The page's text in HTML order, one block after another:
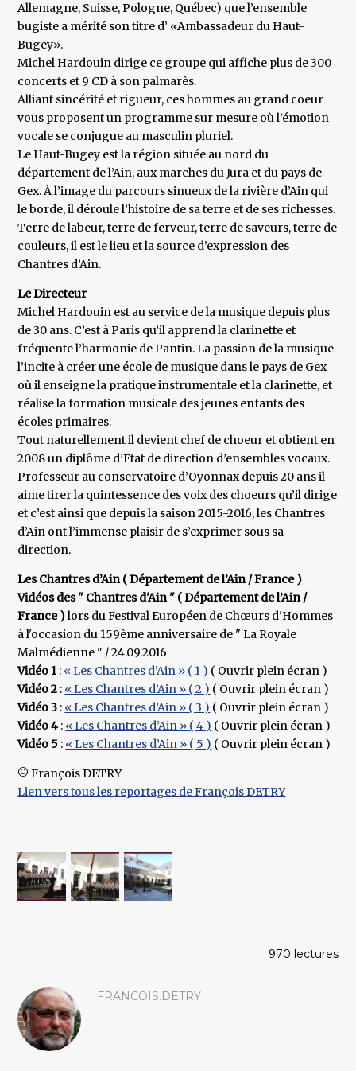
Allemagne, Suisse, Pologne, Québec) que l’ensemble
bugiste a mérité son titre d’ «Ambassadeur du Haut-
Bugey».
Michel Hardouin dirige ce groupe qui affiche plus de 300
concerts et 9 CD à son palmarès.
Alliant sincérité et rigueur, ces hommes au grand coeur
vous proposent un programme sur mesure où l’émotion
vocale se conjugue au masculin pluriel.
Le Haut-Bugey est la région située au nord du
département de l’Ain, aux marches du Jura et du pays de
Gex. À l’image du parcours sinueux de la rivière d’Ain qui
le borde, il déroule l’histoire de sa terre et de ses richesses.
Terre de labeur, terre de ferveur, terre de saveurs, terre de
couleurs, il est le lieu et la source d’expression des
Chantres d’Ain.
Le Directeur
Michel Hardouin est au service de la musique depuis plus
de 30 ans. C’est à Paris qu’il apprend la clarinette et
fréquente l’harmonie de Pantin. La passion de la musique
l’incite à créer une école de musique dans le pays de Gex
où il enseigne la pratique instrumentale et la clarinette, et
réalise la formation musicale des jeunes enfants des
écoles primaires.
Tout naturellement il devient chef de choeur et obtient en
2008 un diplôme d’Etat de direction d’ensembles vocaux.
Professeur au conservatoire d’Oyonnax depuis 20 ans il
aime tirer la quintessence des voix des choeurs qu’il dirige
et c’est ainsi que depuis la saison 2015-2016, les Chantres
d’Ain ont l’immense plaisir de s’exprimer sous sa
direction.
Les Chantres d’Ain ( Département de l’Ain / France )
Vidéos des " Chantres d'Ain " ( Département de l’Ain /
France )lors du Festival Européen de Chœurs d'Hommes
à l'occasion du 159ème anniversaire de " La Royale
Malmédienne " / 24.09.2016
Vidéo 1 : « Les Chantres d’Ain » ( 1 ) ( Ouvrir plein écran )
Vidéo 2 : « Les Chantres d’Ain » ( 2 ) ( Ouvrir plein écran )
Vidéo 3 : « Les Chantres d’Ain » ( 3 ) ( Ouvrir plein écran )
Vidéo 4 : « Les Chantres d’Ain » ( 4 ) ( Ouvrir plein écran )
Vidéo 5 : « Les Chantres d’Ain » ( 5 ) ( Ouvrir plein écran )
© François DETRY
Lien vers tous les reportages de François DETRY
970 lectures
FRANCOIS.DETRY